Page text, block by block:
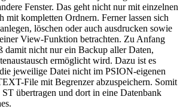
Fenster. Das geht nicht nur mit einzelnen
mit kompletten Ordnern. Ferner lassen sich
löschen oder auch ausdrucken sowie
View-Funktion betrachten. Zu Anfang
damit nicht nur ein Backup aller Daten,
ermöglicht wird. Dazu ist es
jeweilige Datei nicht im PSION-eigenen
File mit Begrenzer abzuspeichern. Somit
übertragen und dort in eine Datenbank